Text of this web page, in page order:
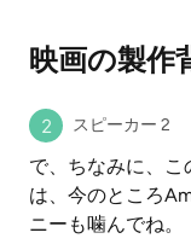
映画の製作
スピーカー 2
で、ちなみに、
は、今のところ
ニーも噛んでね。